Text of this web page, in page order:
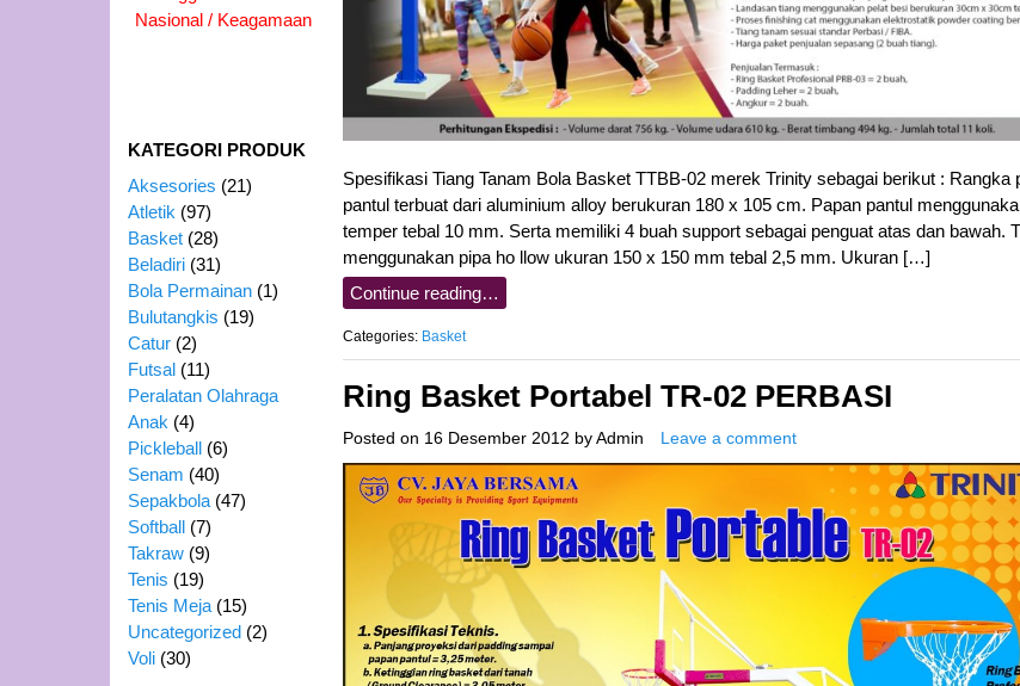
Spesifikasi Tiang Tanam Bola Basket TTBB-02 merek Trinity sebagai berikut : Rangka
pantul terbuat dari aluminium alloy berukuran 180 x 105 cm. Papan pantul
temper tebal 10 mm. Serta memiliki 4 buah support sebagai penguat atas dan bawah.
menggunakan pipa ho llow ukuran 150 x 150 mm tebal 2,5 mm. Ukuran […]
Continue reading…
Categories: Basket
Ring Basket Portabel TR-02 PERBASI
Posted on 16 Desember 2012 by Admin Leave a comment
Nasional / Keagamaan
KATEGORI PRODUK
Aksesories (21)
Atletik (97)
Basket (28)
Beladiri (31)
Bola Permainan (1)
Bulutangkis (19)
Catur (2)
Futsal (11)
Peralatan Olahraga
Anak (4)
Pickleball (6)
Senam (40)
Sepakbola (47)
Softball (7)
Takraw (9)
Tenis (19)
Tenis Meja (15)
Uncategorized (2)
Voli (30)